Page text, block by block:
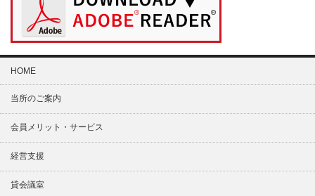
HOME
当所のご案内
会員メリット・サービス
経営支援
貸会議室